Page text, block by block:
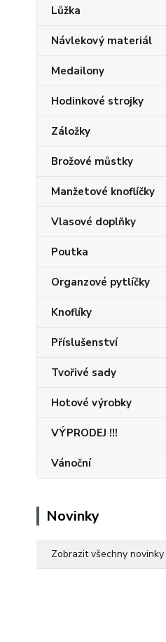
Lůžka
Návlekový materiál
Medailony
Hodinkové strojky
Záložky
Brožové můstky
Manžetové knoflíčky
Vlasové doplňky
Poutka
Organzové pytlíčky
Knoflíky
Příslušenství
Tvořivé sady
Hotové výrobky
VÝPRODEJ !!!
Vánoční
Novinky
Zobrazit všechny novinky